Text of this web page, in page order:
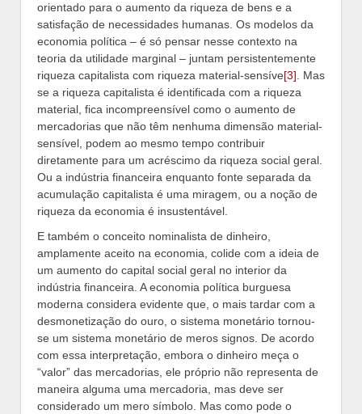
orientado para o aumento da riqueza de bens e a
satisfação de necessidades humanas. Os modelos da
economia política – é só pensar nesse contexto na
teoria da utilidade marginal – juntam persistentemente
riqueza capitalista com riqueza material-sensíve[3]. Mas
se a riqueza capitalista é identificada com a riqueza
material, fica incompreensível como o aumento de
mercadorias que não têm nenhuma dimensão material-
sensível, podem ao mesmo tempo contribuir
diretamente para um acréscimo da riqueza social geral.
Ou a indústria financeira enquanto fonte separada da
acumulação capitalista é uma miragem, ou a noção de
riqueza da economia é insustentável.
E também o conceito nominalista de dinheiro,
amplamente aceito na economia, colide com a ideia de
um aumento do capital social geral no interior da
indústria financeira. A economia política burguesa
moderna considera evidente que, o mais tardar com a
desmonetização do ouro, o sistema monetário tornou-
se um sistema monetário de meros signos. De acordo
com essa interpretação, embora o dinheiro meça o
“valor” das mercadorias, ele próprio não representa de
maneira alguma uma mercadoria, mas deve ser
considerado um mero símbolo. Mas como pode o